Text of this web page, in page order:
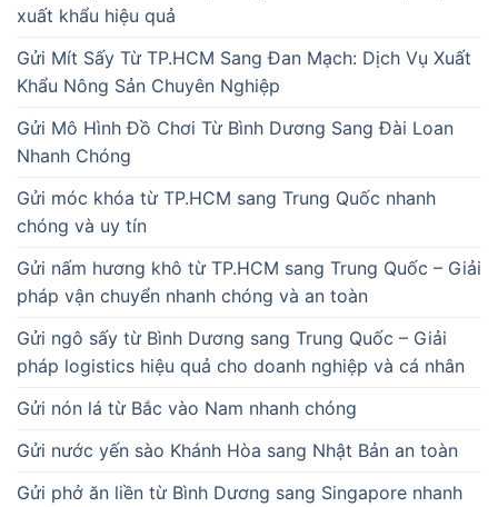
xuất khẩu hiệu quả
Gửi Mít Sấy Từ TP.HCM Sang Đan Mạch: Dịch Vụ Xuất
Khẩu Nông Sản Chuyên Nghiệp
Gửi Mô Hình Đồ Chơi Từ Bình Dương Sang Đài Loan
Nhanh Chóng
Gửi móc khóa từ TP.HCM sang Trung Quốc nhanh
chóng và uy tín
Gửi nấm hương khô từ TP.HCM sang Trung Quốc – Giải
pháp vận chuyển nhanh chóng và an toàn
Gửi ngô sấy từ Bình Dương sang Trung Quốc – Giải
pháp logistics hiệu quả cho doanh nghiệp và cá nhân
Gửi nón lá từ Bắc vào Nam nhanh chóng
Gửi nước yến sào Khánh Hòa sang Nhật Bản an toàn
Gửi phở ăn liền từ Bình Dương sang Singapore nhanh